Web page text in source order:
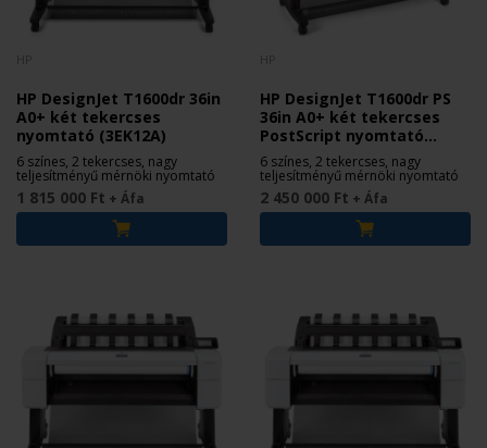
HP DesignJet T1600dr 36in
A0+ két tekercses
nyomtató (3EK12A)
6 színes, 2 tekercses, nagy
teljesítményű mérnöki nyomtató
1 815 000 Ft + Áfa
HP DesignJet T1600dr PS
36in A0+ két tekercses
PostScript nyomtató
(3EK13A)
6 színes, 2 tekercses, nagy
teljesítményű mérnöki nyomtató
2 450 000 Ft + Áfa